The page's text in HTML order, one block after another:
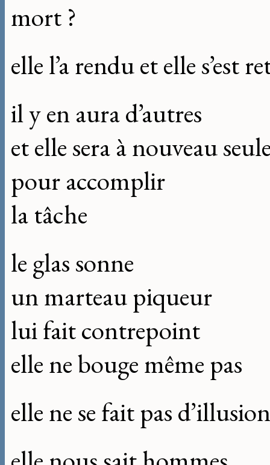
mort ?
elle l’a rendu et elle s’est
il y en aura d’autres
et elle sera à nouveau
pour accomplir
la tâche
le glas sonne
un marteau piqueur
lui fait contrepoint
elle ne bouge même pas
elle ne se fait pas d’illusion